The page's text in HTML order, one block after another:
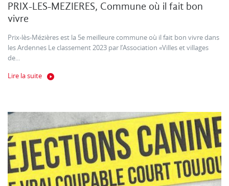
PRIX-LES-MEZIERES, Commune où il fait bon
vivre
Prix-lès-Mézières est la 5e meilleure commune où il fait bon vivre dans
les Ardennes Le classement 2023 par l’Association «Villes et villages
de...
Lire la suite